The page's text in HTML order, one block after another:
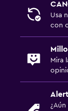
Usa
con
Mira